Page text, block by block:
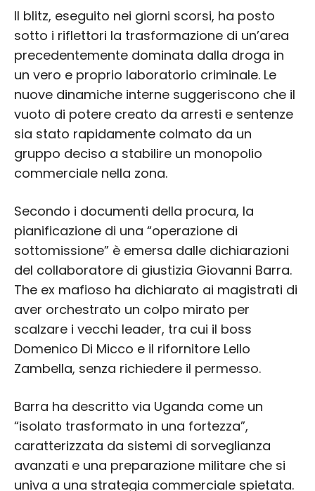
Il blitz, eseguito nei giorni scorsi, ha posto
sotto i riflettori la trasformazione di un’area
precedentemente dominata dalla droga in
un vero e proprio laboratorio criminale. Le
nuove dinamiche interne suggeriscono che il
vuoto di potere creato da arresti e sentenze
sia stato rapidamente colmato da un
gruppo deciso a stabilire un monopolio
commerciale nella zona.
Secondo i documenti della procura, la
pianificazione di una “operazione di
sottomissione” è emersa dalle dichiarazioni
del collaboratore di giustizia Giovanni Barra.
The ex mafioso ha dichiarato ai magistrati di
aver orchestrato un colpo mirato per
scalzare i vecchi leader, tra cui il boss
Domenico Di Micco e il rifornitore Lello
Zambella, senza richiedere il permesso.
Barra ha descritto via Uganda come un
“isolato trasformato in una fortezza”,
caratterizzata da sistemi di sorveglianza
avanzati e una preparazione militare che si
univa a una strategia commerciale spietata.